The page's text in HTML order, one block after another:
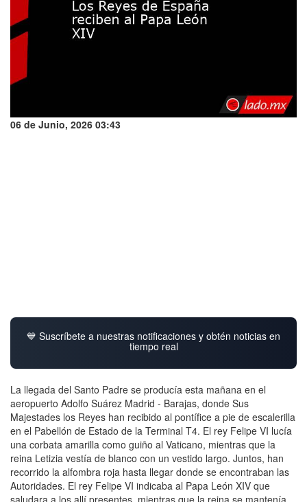
06 de Junio, 2026 03:43
💙 Suscríbete a nuestras notificaciones y obtén noticias en
tiempo real
La llegada del Santo Padre se producía esta mañana en el
aeropuerto Adolfo Suárez Madrid - Barajas, donde Sus
Majestades los Reyes han recibido al pontífice a pie de escalerilla
en el Pabellón de Estado de la Terminal T4. El rey Felipe VI lucía
una corbata amarilla como guiño al Vaticano, mientras que la
reina Letizia vestía de blanco con un vestido largo. Juntos, han
recorrido la alfombra roja hasta llegar donde se encontraban las
Autoridades. El rey Felipe VI indicaba al Papa León XIV que
saludara a los allí presentes, mientras que la reina se mantenía